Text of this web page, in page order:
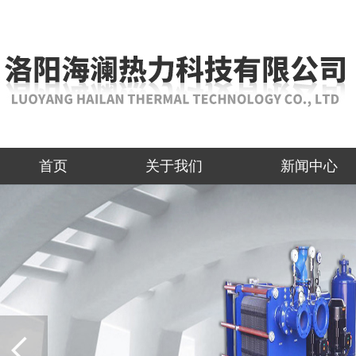
首页 关于我们 新闻中心